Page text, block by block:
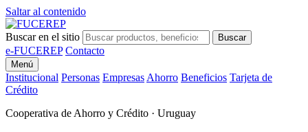
Saltar al contenido
Buscar en el sitio Buscar
e-FUCEREP Contacto
Menú
Institucional Personas Empresas Ahorro Beneficios Tarjeta de
Crédito
Cooperativa de Ahorro y Crédito · Uruguay